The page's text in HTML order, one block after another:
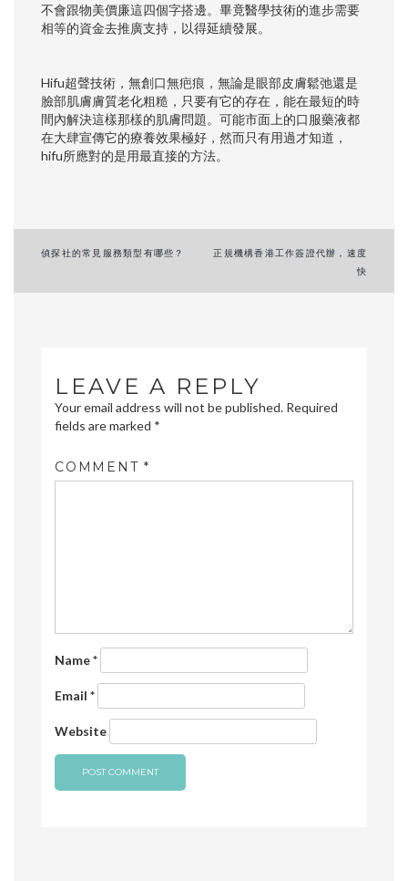
不會跟物美價廉這四個字搭邊。畢竟醫學技術的進步需要
相等的資金去推廣支持，以得延續發展。
Hifu超聲技術，無創口無疤痕，無論是眼部皮膚鬆弛還是
臉部肌膚膚質老化粗糙，只要有它的存在，能在最短的時
間內解決這樣那樣的肌膚問題。可能市面上的口服藥液都
在大肆宣傳它的療養效果極好，然而只有用過才知道，
hifu所應對的是用最直接的方法。
Post
navigation
偵探社的常見服務類型有哪些？
正規機構香港工作簽證代辦，速度
快
LEAVE A REPLY
Your email address will not be published. Required
fields are marked *
COMMENT *
Name*
Email *
Website